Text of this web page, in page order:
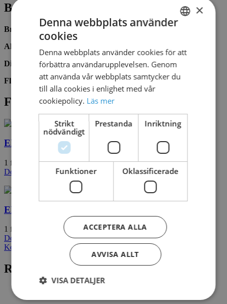
Beskrivning
Brand:
Vortex
Alder:
Dimensioner:11.2M X 4.2M X 6.8M
Flow:
220 GPM / 832 LPM
Filer för nedladdning
ELEVATIONS™ L1-350
1 file(s)
436.88 KB
Download
ELEVATIONS™ L1-350
1 file(s)
Download
Kontakta oss
Relaterade produkter
DANISH
×
Denna webbplats använder
cookies
Denna webbplats använder cookies för att
förbättra användarupplevelsen. Genom
att använda vår webbplats samtycker du
till alla cookies i enlighet med vår
cookiepolicy. Läs mer
Strikt
nödvändigt
Prestanda Inriktning
Funktioner Oklassificerade
ACCEPTERA ALLA
AVVISA ALLT
VISA DETALJER